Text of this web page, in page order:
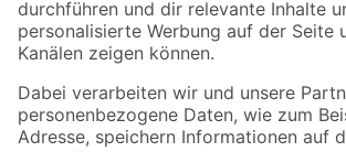
Folge uns